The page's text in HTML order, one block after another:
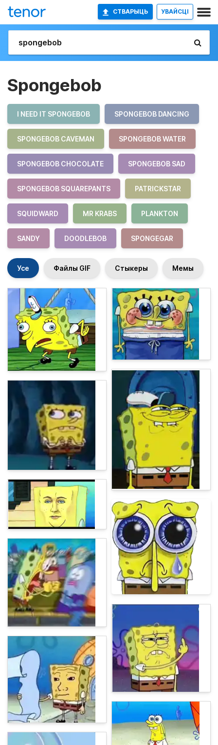
СТВАРЫЦЬ УВАЙСЦІ
Spongebob
I NEED IT SPONGEBOB SPONGEBOB DANCING
SPONGEBOB CAVEMAN SPONGEBOB WATER
SPONGEBOB CHOCOLATE SPONGEBOB SAD
SPONGEBOB SQUAREPANTS PATRICKSTAR
SQUIDWARD MR KRABS PLANKTON
SANDY DOODLEBOB SPONGEGAR
Усе Файлы GIF Стыкеры Мемы